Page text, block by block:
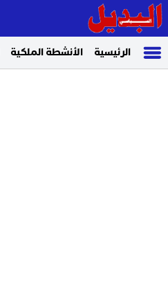
الرئيسية الأنشطة الملكية